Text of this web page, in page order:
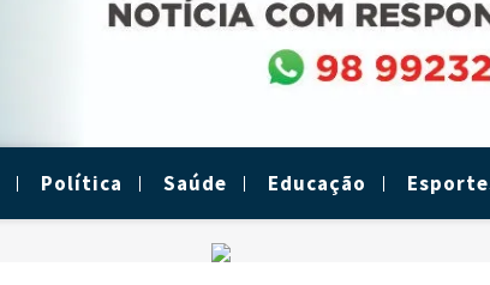
Política Saúde Educação